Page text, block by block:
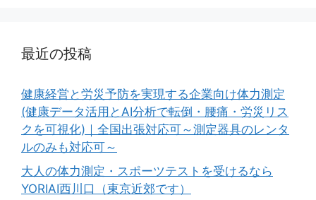
最近の投稿
健康経営と労災予防を実現する企業向け体力測定
(健康データ活用とAI分析で転倒・腰痛・労災リス
クを可視化)｜全国出張対応可～測定器具のレンタ
ルのみも対応可～
大人の体力測定・スポーツテストを受けるなら
YORIAI西川口（東京近郊です）